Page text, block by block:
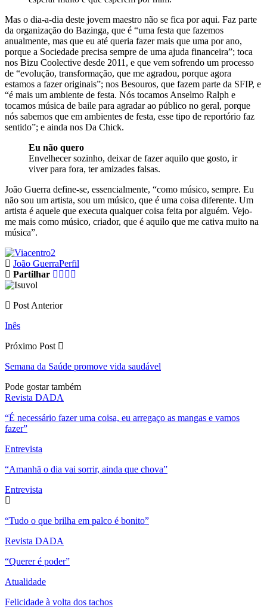
Mas o dia-a-dia deste jovem maestro não se fica por aqui. Faz parte
da organização do Bazinga, que é “uma festa que fazemos
anualmente, mas que eu até queria fazer mais que uma por ano,
porque a Sociedade precisa sempre de uma ajuda financeira”; toca
nos Bizu Coolective desde 2011, e que vem sofrendo um processo
de “evolução, transformação, que me agradou, porque agora
estamos a fazer originais”; nos Besouros, que fazem parte da SFIP, e
“é mais um ambiente de festa. Nós tocamos Anselmo Ralph e
tocamos música de baile para agradar ao público no geral, porque
nós sabemos que em ambientes de festa, esse tipo de reportório faz
sentido”; e ainda nos Da Chick.
Eu não quero
Envelhecer sozinho, deixar de fazer aquilo que gosto, ir
viver para fora, ter amizades falsas.
João Guerra define-se, essencialmente, “como músico, sempre. Eu
não sou um artista, sou um músico, que é uma coisa diferente. Um
artista é aquele que executa qualquer coisa feita por alguém. Vejo-
me mais como músico, criador, que é aquilo que me cativa muito na
música”.
João GuerraPerfil
Partilhar
Post Anterior
Inês
Próximo Post
Semana da Saúde promove vida saudável
Pode gostar também
Revista DADA
“É necessário fazer uma coisa, eu arregaço as mangas e vamos
fazer”
Entrevista
“Amanhã o dia vai sorrir, ainda que chova”
Entrevista
“Tudo o que brilha em palco é bonito”
Revista DADA
“Querer é poder”
Atualidade
Felicidade à volta dos tachos